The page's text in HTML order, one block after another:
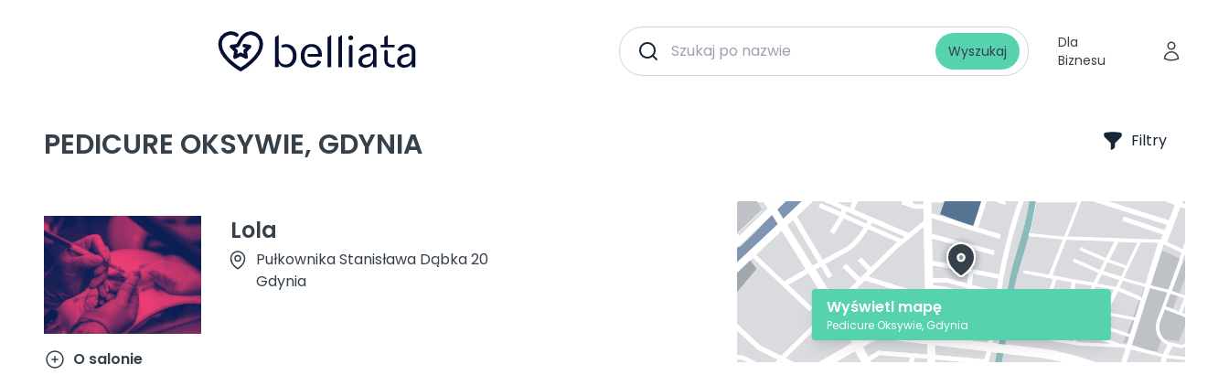
Wyszukaj
Dla
Biznesu
PEDICURE OKSYWIE, GDYNIA Filtry
Lola
Pułkownika Stanisława Dąbka 20
Gdynia
O salonie
Wyświetl mapę
Pedicure Oksywie, Gdynia